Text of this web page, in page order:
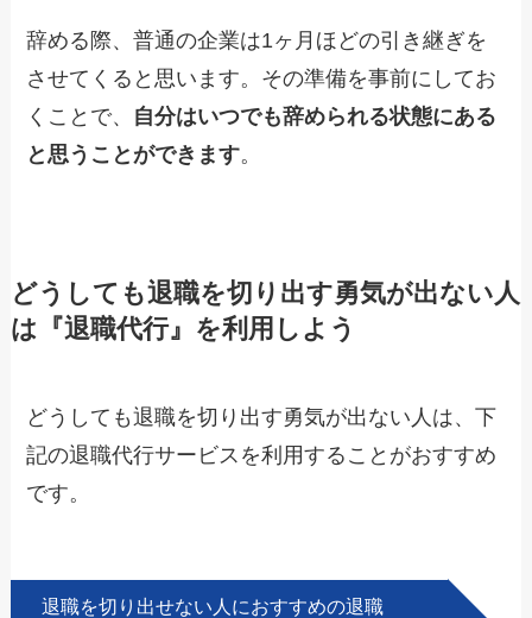
辞める際、普通の企業は1ヶ月ほどの引き継ぎを
させてくると思います。その準備を事前にしてお
くことで、 自分はいつでも辞められる状態にある
と思うことができます。
どうしても退職を切り出す勇気が出ない人
は『退職代行』を利用しよう
どうしても退職を切り出す勇気が出ない人は、下
記の退職代行サービスを利用することがおすすめ
です。
退職を切り出せない人におすすめの退職